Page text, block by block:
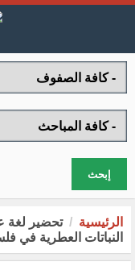
إبحث
الرئيسية
النباتات العطرية في فلسطين